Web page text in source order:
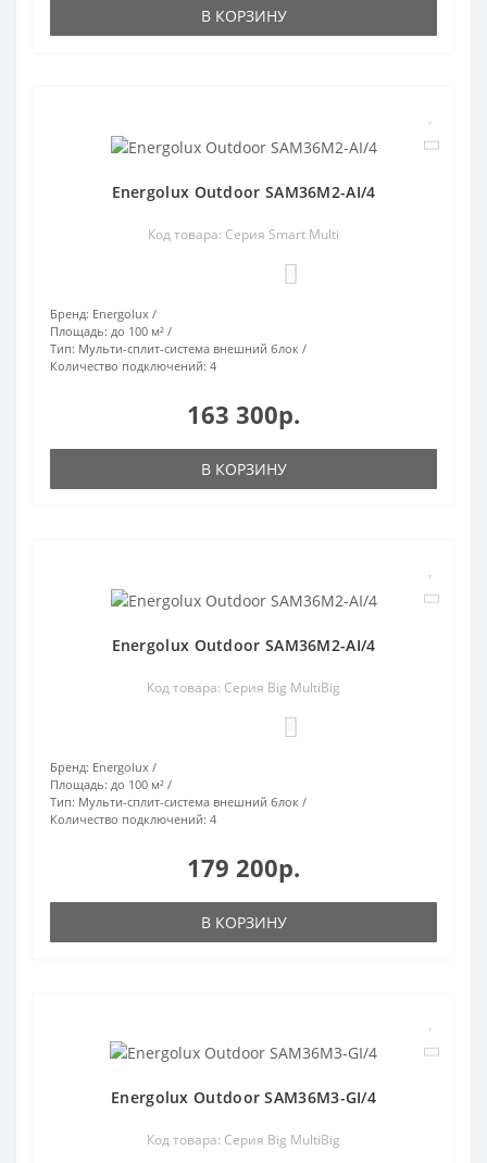
В КОРЗИНУ
Energolux Outdoor SAM36M2-AI/4
Код товара: Серия Smart Multi
Бренд: Energolux
Площадь: до 100 м²
Тип: Мульти-сплит-система внешний блок
Количество подключений: 4
163 300р.
В КОРЗИНУ
Energolux Outdoor SAM36M2-AI/4
Код товара: Серия Big MultiBig
Бренд: Energolux
Площадь: до 100 м²
Тип: Мульти-сплит-система внешний блок
Количество подключений: 4
179 200р.
В КОРЗИНУ
Energolux Outdoor SAM36M3-GI/4
Код товара: Серия Big MultiBig